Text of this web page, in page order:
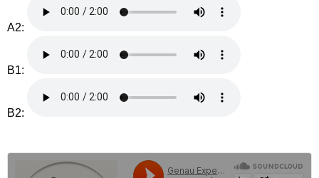
A2:
B1:
B2: